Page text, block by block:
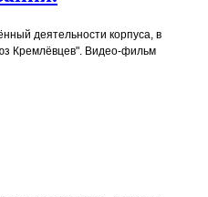
деятельности корпуса, в
Кремлёвцев". Видео-фильм